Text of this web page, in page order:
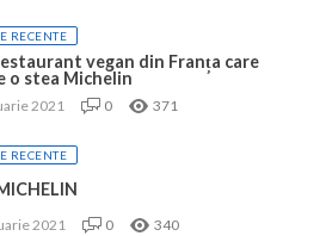
RECENTE
vegan din Franța care
o stea Michelin
2021 0 371
RECENTE
2021 0 340